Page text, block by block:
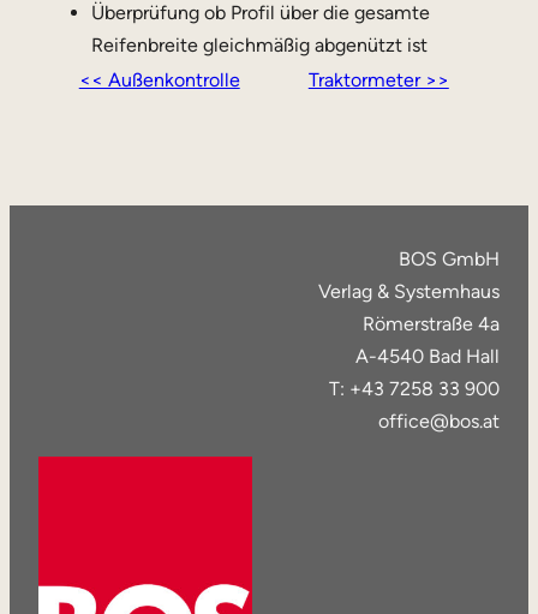
Überprüfung ob Profil über die gesamte
Reifenbreite gleichmäßig abgenützt ist
<< Außenkontrolle
Traktormeter >>
BOS GmbH
Verlag & Systemhaus
Römerstraße 4a
A-4540 Bad Hall
T: +43 7258 33 900
office@bos.at